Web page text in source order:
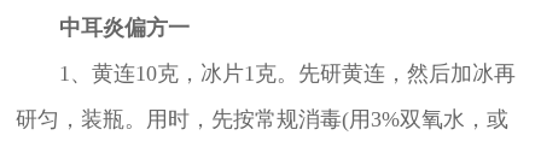
中耳炎偏方一
1、黄连10克，冰片1克。先研黄连，然后加冰再
研匀，装瓶。用时，先按常规消毒(用3%双氧水，或